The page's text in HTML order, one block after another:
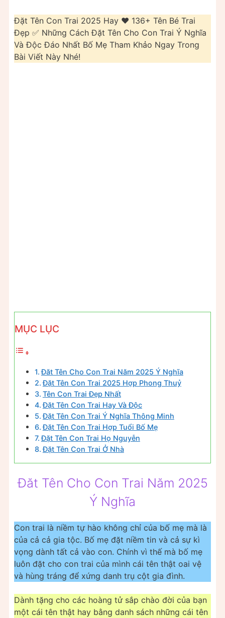
Đặt Tên Con Trai 2025 Hay ❤️️ 136+ Tên Bé Trai
Đẹp ✅ Những Cách Đặt Tên Cho Con Trai Ý Nghĩa
Và Độc Đáo Nhất Bố Mẹ Tham Khảo Ngay Trong
Bài Viết Này Nhé!
MỤC LỤC
Đăt Tên Cho Con Trai Năm 2025 Ý Nghĩa
Đặt Tên Con Trai 2025 Hợp Phong Thuỷ
Tên Con Trai Đẹp Nhất
Đặt Tên Con Trai Hay Và Độc
Đặt Tên Con Trai Ý Nghĩa Thông Minh
Đặt Tên Con Trai Hợp Tuổi Bố Mẹ
Đặt Tên Con Trai Họ Nguyễn
Đặt Tên Con Trai Ở Nhà
Đăt Tên Cho Con Trai Năm 2025
Ý Nghĩa
Con trai là niềm tự hào không chỉ của bố mẹ mà là
của cả cả gia tộc. Bố mẹ đặt niềm tin và cả sự kì
vọng dành tất cả vào con. Chính vì thế mà bố mẹ
luôn đặt cho con trai của mình cái tên thật oai vệ
và hùng tráng để xứng danh trụ cột gia đình.
Dành tặng cho các hoàng tử sắp chào đời của bạn
một cái tên thật hay bằng danh sách những cái tên